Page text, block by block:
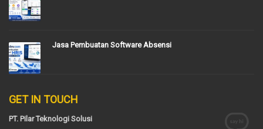
Jasa Pembuatan Software Absensi
GET IN TOUCH
PT. Pilar Teknologi Solusi